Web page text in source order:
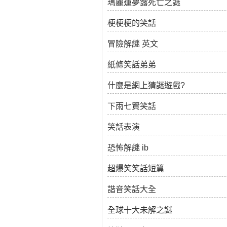
瑪麗蓮夢露死亡之謎
梗梗梗的笑話
冒險解謎 英文
紙條笑話弟弟
什麼是網上猜謎遊戲?
下雨七賢笑話
笑話表演
恐怖解謎 ib
超爆笑笑話短篇
諧音笑話大全
全球十大未解之謎